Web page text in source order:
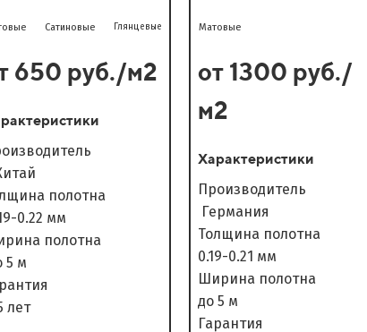
Сатиновые Глянцевые
650 руб./м2
полотна
0.22 мм
полотна
5 м
лет
Матовые
от 1300 руб./
м2
Характеристики
Производитель
Германия
Толщина полотна
0.19-0.21 мм
Ширина полотна
до 5 м
Гарантия